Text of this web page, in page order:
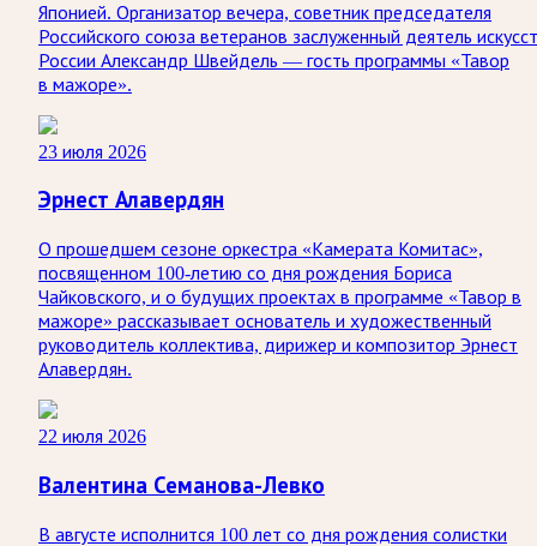
Японией. Организатор вечера, советник председателя
Российского союза ветеранов заслуженный деятель
России Александр Швейдель — гость программы «Тавор
в мажоре».
23 июля 2026
Эрнест Алавердян
О прошедшем сезоне оркестра «Камерата Комитас»,
посвященном 100-летию со дня рождения Бориса
Чайковского, и о будущих проектах в программе «Тавор в
мажоре» рассказывает основатель и художественный
руководитель коллектива, дирижер и композитор Эрнест
Алавердян.
22 июля 2026
Валентина Семанова-Левко
В августе исполнится 100 лет со дня рождения солистки